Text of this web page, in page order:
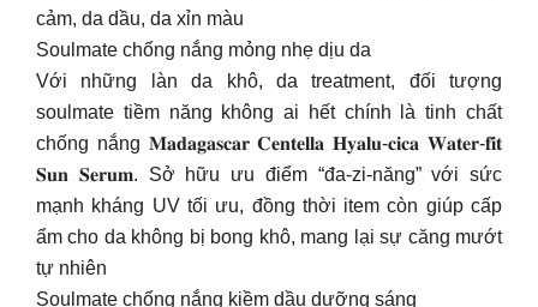
cảm, da dầu, da xỉn màu
Soulmate chống nắng mỏng nhẹ dịu da
Với những làn da khô, da treatment, đối tượng
soulmate tiềm năng không ai hết chính là tinh chất
chống nắng 𝐌𝐚𝐝𝐚𝐠𝐚𝐬𝐜𝐚𝐫 𝐂𝐞𝐧𝐭𝐞𝐥𝐥𝐚 𝐇𝐲𝐚𝐥𝐮-𝐜𝐢𝐜𝐚 𝐖𝐚𝐭𝐞𝐫-𝐟𝐢𝐭
𝐒𝐮𝐧 𝐒𝐞𝐫𝐮𝐦. Sở hữu ưu điểm “đa-zi-năng” với sức
mạnh kháng UV tối ưu, đồng thời item còn giúp cấp
ẩm cho da không bị bong khô, mang lại sự căng mướt
tự nhiên
Soulmate chống nắng kiềm dầu dưỡng sáng